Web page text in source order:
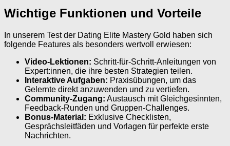
Wichtige Funktionen und Vorteile
In unserem Test der Dating Elite Mastery Gold haben sich
folgende Features als besonders wertvoll erwiesen:
Video-Lektionen: Schritt-für-Schritt-Anleitungen von
Expert:innen, die ihre besten Strategien teilen.
Interaktive Aufgaben: Praxisübungen, um das
Gelernte direkt anzuwenden und zu vertiefen.
Community-Zugang: Austausch mit Gleichgesinnten,
Feedback-Runden und Gruppen-Challenges.
Bonus-Material: Exklusive Checklisten,
Gesprächsleitfäden und Vorlagen für perfekte erste
Nachrichten.